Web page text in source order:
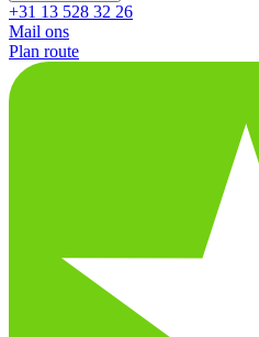
+31 13 528 32 26
Mail ons
Plan route